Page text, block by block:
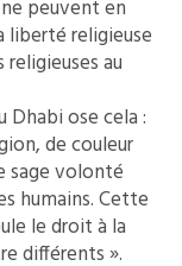
peuvent en
liberté religieuse
au
Dhabi ose cela :
de couleur
sage volonté
humains. Cette
le droit à la
différents ».